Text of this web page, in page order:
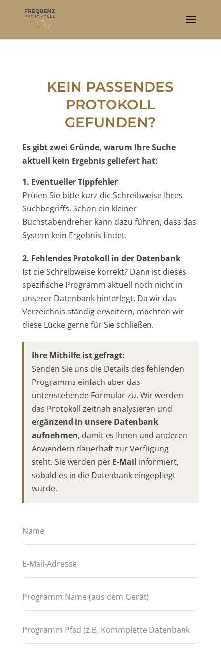
KEIN PASSENDES
PROTOKOLL
GEFUNDEN?
Es gibt zwei Gründe, warum Ihre Suche
aktuell kein Ergebnis geliefert hat:
1. Eventueller Tippfehler
Prüfen Sie bitte kurz die Schreibweise Ihres
Suchbegriffs. Schon ein kleiner
Buchstabendreher kann dazu führen, dass das
System kein Ergebnis findet.
2. Fehlendes Protokoll in der Datenbank
Ist die Schreibweise korrekt? Dann ist dieses
spezifische Programm aktuell noch nicht in
unserer Datenbank hinterlegt. Da wir das
Verzeichnis ständig erweitern, möchten wir
diese Lücke gerne für Sie schließen.
Ihre Mithilfe ist gefragt:
Senden Sie uns die Details des fehlenden
Programms einfach über das
untenstehende Formular zu. Wir werden
das Protokoll zeitnah analysieren und
ergänzend in unsere Datenbank
aufnehmen, damit es Ihnen und anderen
Anwendern dauerhaft zur Verfügung
steht. Sie werden per E-Mail informiert,
sobald es in die Datenbank eingepflegt
wurde.